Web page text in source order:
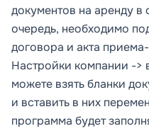
документов на аренду в
очередь, необходимо
договора и акта
Настройки компании ->
можете взять бланки
и вставить в них
программа будет